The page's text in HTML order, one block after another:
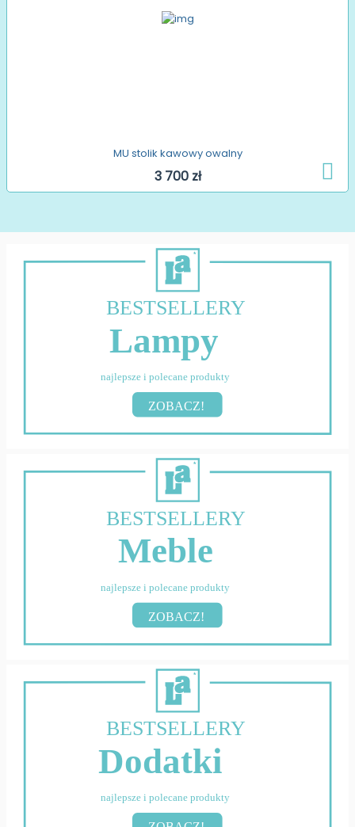
MU stolik kawowy owalny
3 700 zł
BESTSELLERY
Lampy
najlepsze i polecane produkty
ZOBACZ!
BESTSELLERY
Meble
najlepsze i polecane produkty
ZOBACZ!
BESTSELLERY
Dodatki
najlepsze i polecane produkty